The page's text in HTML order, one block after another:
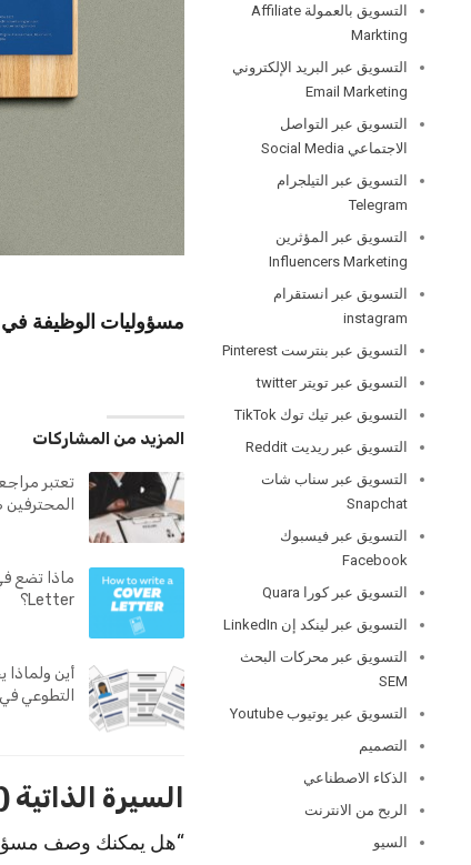
مسؤوليات الوظيفة في
المزيد من المشاركات
تعتبر
المحترفين
Letter؟
أين
التطوعي
السيرة
“هل يمكنك وصف
التسويق بالعمولة Affiliate
Markting
التسويق عبر البريد الإلكتروني
Email Marketing
التسويق عبر التواصل
الاجتماعي Social Media
التسويق عبر التيلجرام
Telegram
التسويق عبر المؤثرين
Influencers Marketing
التسويق عبر انستقرام
instagram
التسويق عبر بنترست Pinterest
التسويق عبر تويتر twitter
التسويق عبر تيك توك TikTok
التسويق عبر ريديت Reddit
التسويق عبر سناب شات
Snapchat
التسويق عبر فيسبوك
Facebook
التسويق عبر كورا Quara
التسويق عبر لينكد إن LinkedIn
التسويق عبر محركات البحث
SEM
التسويق عبر يوتيوب Youtube
التصميم
الذكاء الاصطناعي
الربح من الانترنت
السيو